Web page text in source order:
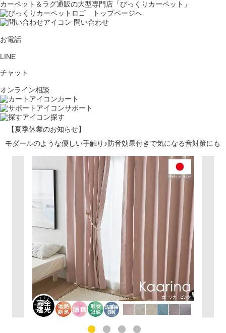
カーペット＆ラグ通販の大型専門店「びっくりカーペット」
問い合わせ
お電話
LINE
チャット
オンライン相談
カート
サポート
探す
【夏季休業のお知らせ】
モダールのような優しい手触り♪防音効果付きで気になる音対策にも